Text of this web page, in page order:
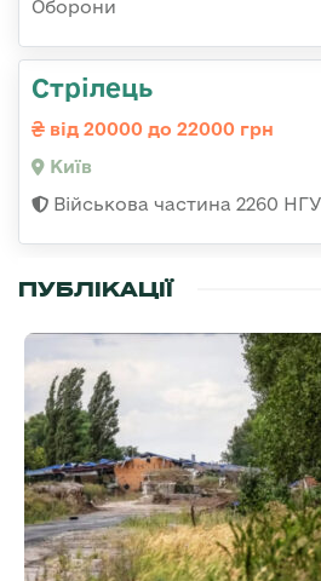
Оборони
Стрілець
від 20000 до 22000 грн
Київ
Військова частина 2260 НГУ
ПУБЛІКАЦІЇ